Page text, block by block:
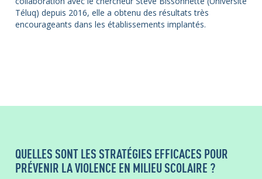
Téluq) depuis 2016, elle a obtenu des résultats très
encourageants dans les établissements implantés.
QUELLES SONT LES STRATÉGIES EFFICACES POUR
PRÉVENIR LA VIOLENCE EN MILIEU SCOLAIRE ?